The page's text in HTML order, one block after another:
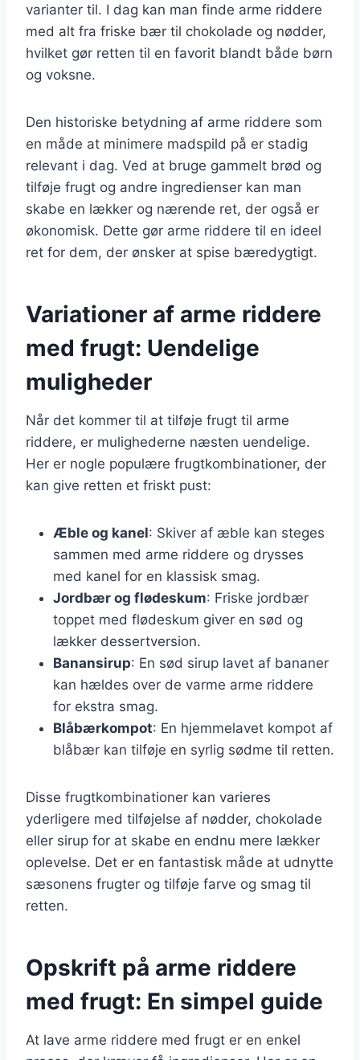
varianter til. I dag kan man finde arme riddere
med alt fra friske bær til chokolade og nødder,
hvilket gør retten til en favorit blandt både børn
og voksne.
Den historiske betydning af arme riddere som
en måde at minimere madspild på er stadig
relevant i dag. Ved at bruge gammelt brød og
tilføje frugt og andre ingredienser kan man
skabe en lækker og nærende ret, der også er
økonomisk. Dette gør arme riddere til en ideel
ret for dem, der ønsker at spise bæredygtigt.
Variationer af arme riddere
med frugt: Uendelige
muligheder
Når det kommer til at tilføje frugt til arme
riddere, er mulighederne næsten uendelige.
Her er nogle populære frugtkombinationer, der
kan give retten et friskt pust:
Æble og kanel: Skiver af æble kan steges
sammen med arme riddere og drysses
med kanel for en klassisk smag.
Jordbær og flødeskum: Friske jordbær
toppet med flødeskum giver en sød og
lækker dessertversion.
Banansirup: En sød sirup lavet af bananer
kan hældes over de varme arme riddere
for ekstra smag.
Blåbærkompot: En hjemmelavet kompot af
blåbær kan tilføje en syrlig sødme til retten.
Disse frugtkombinationer kan varieres
yderligere med tilføjelse af nødder, chokolade
eller sirup for at skabe en endnu mere lækker
oplevelse. Det er en fantastisk måde at udnytte
sæsonens frugter og tilføje farve og smag til
retten.
Opskrift på arme riddere
med frugt: En simpel guide
At lave arme riddere med frugt er en enkel